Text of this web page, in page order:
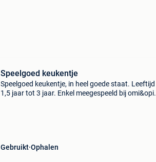
Speelgoed keukentje
Speelgoed keukentje, in heel goede staat. Leeftijd
1,5 jaar tot 3 jaar. Enkel meegespeeld bij omi&opi.
Gebruikt Ophalen